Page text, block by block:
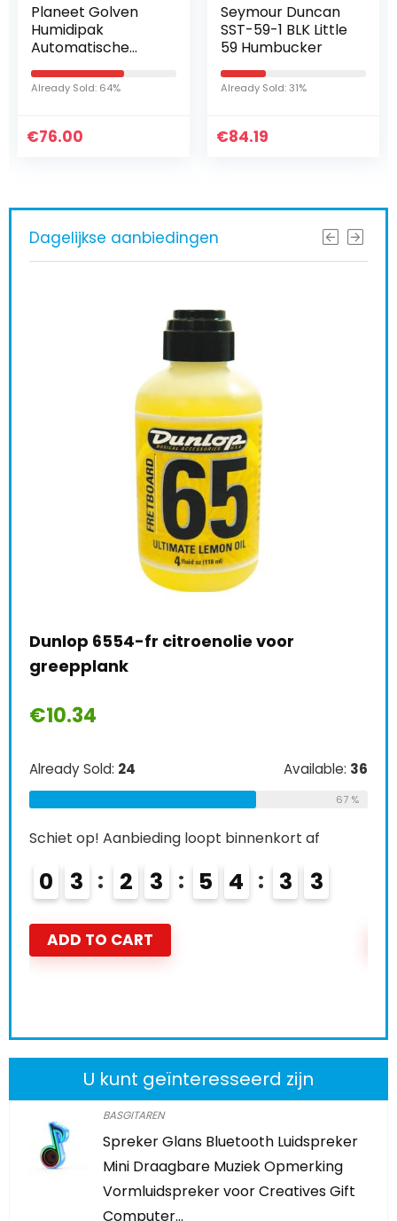
Planeet Golven
Humidipak
Automatische
Vochtigheid
Controle Systeem
voor Gitaar
navulverpakking –
Already Sold: 64%
€76.00
Seymour Duncan
SST-59-1 BLK Little
59 Humbucker
Already Sold: 31%
€84.19
Dagelijkse aanbiedingen
Dunlop 6554-fr citroenolie voor
greepplank
€10.34
Already Sold: 24 Available: 36
67 %
Schiet op! Aanbieding loopt binnenkort af
0 3 2 3 5 4 3 2
ADD TO CART
U kunt geïnteresseerd zijn
BASGITAREN
Spreker Glans Bluetooth Luidspreker
Mini Draagbare Muziek Opmerking
Vormluidspreker voor Creatives Gift
Computer…